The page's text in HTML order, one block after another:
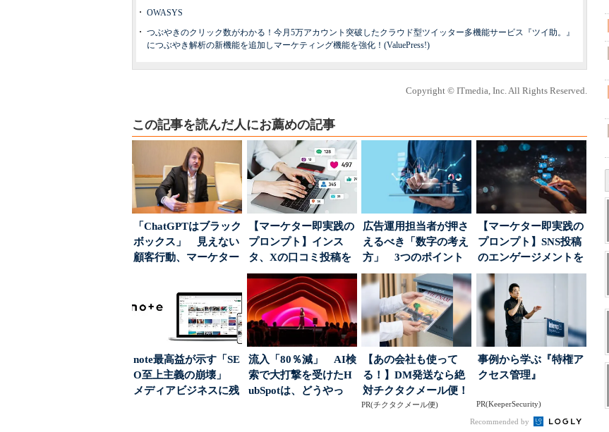
OWASYS
つぶやきのクリック数がわかる！今月5万アカウント突破したクラウド型ツイッター多機能サービス『ツイ助。』
につぶやき解析の新機能を追加しマーケティング機能を強化！(ValuePress!)
Copyright © ITmedia, Inc. All Rights Reserved.
この記事を読んだ人にお薦めの記事
「ChatGPTはブラック
ボックス」 見えない
顧客行動、マーケター
【マーケター即実践の
プロンプト】インス
タ、Xの口コミ投稿を
分析→戦略立案に生か
す...
広告運用担当者が押さ
えるべき「数字の考え
方」 3つのポイント
とは
【マーケター即実践の
プロンプト】SNS投稿
のエンゲージメントを
高めるAI活用、ポ...
note最高益が示す「SE
O至上主義の崩壊」
メディアビジネスに残
流入「80％減」 AI検
索で大打撃を受けたH
ubSpotは、どうやっ
【あの会社も使って
る！】DM発送なら絶
対チクタクメール便！
PR(チクタクメール便)
事例から学ぶ『特権ア
クセス管理』
PR(KeeperSecurity)
Recommended by